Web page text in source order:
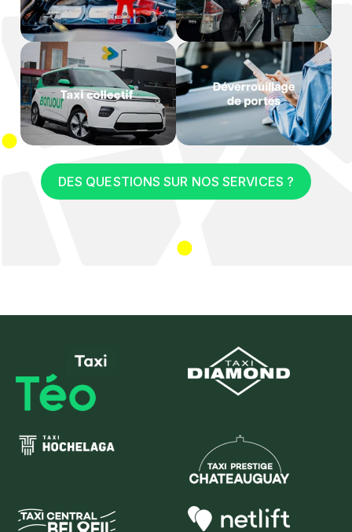
DES QUESTIONS SUR NOS SERVICES ?